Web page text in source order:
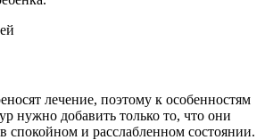
лечение, поэтому к особенностям
нужно добавить только то, что они
спокойном и расслабленном состоянии.